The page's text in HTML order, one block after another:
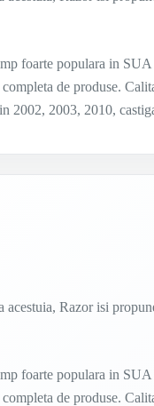
foarte populara in
de produse.
2002, 2003, 2010,
Razor isi
foarte populara in
de produse.